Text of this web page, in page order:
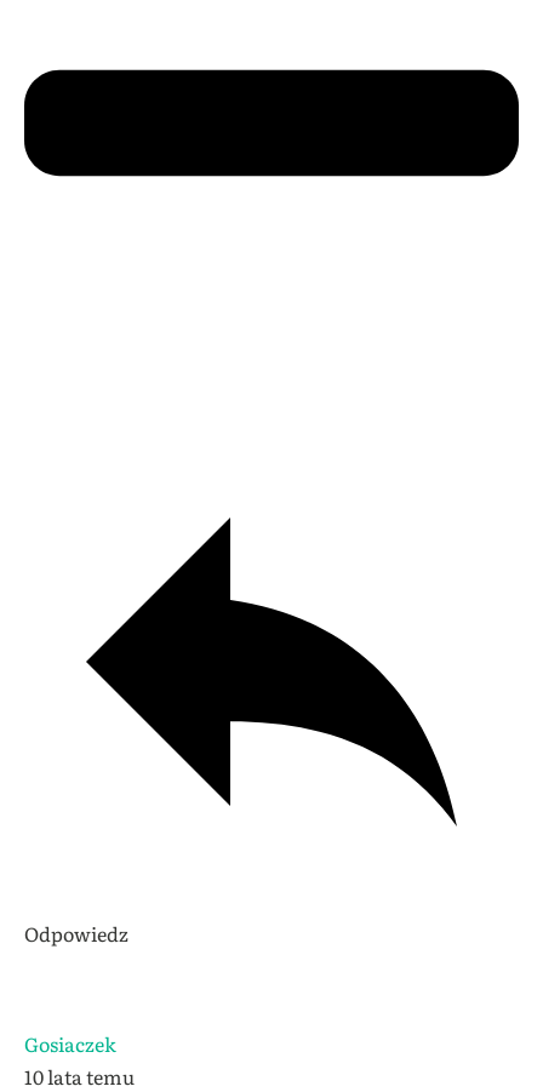
Odpowiedz
Gosiaczek
10 lata temu